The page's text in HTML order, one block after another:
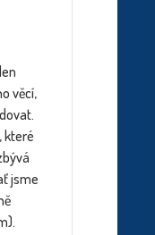
věcí,
které
jsme